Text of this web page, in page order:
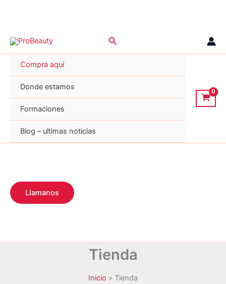
Buscar
Compra aquí
Donde estamos
Formaciones
Blog – ultimas noticias
Llamanos
Tienda
Inicio Tienda